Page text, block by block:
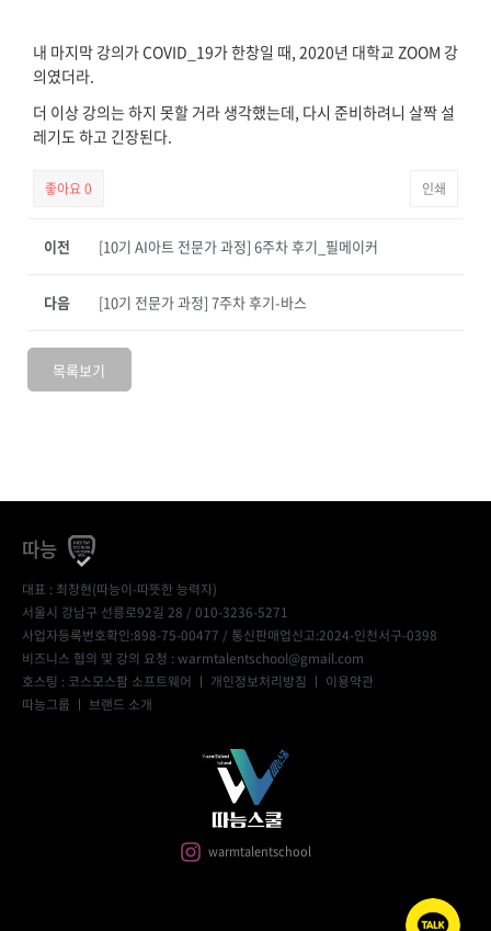
내 마지막 강의가 COVID_19가 한창일 때, 2020년 대학교 ZOOM 강
의였더라.
더 이상 강의는 하지 못할 거라 생각했는데, 다시 준비하려니 살짝 설
레기도 하고 긴장된다.
좋아요0 인쇄
이전 [10기 AI아트 전문가 과정] 6주차 후기_필메이커
[10기 전문가 과정] 7주차 후기-바스
다음
목록보기
따능
대표 : 최창현(따능이-따뜻한 능력자)
서울시 강남구 선릉로92길 28 / 010-3236-5271
사업자등록번호확인:898-75-00477 / 통신판매업신고:2024-인천서구-0398
비즈니스 협의 및 강의 요청 : warmtalentschool@gmail.com
호스팅 : 코스모스팜 소프트웨어 ㅣ 개인정보처리방침 ㅣ 이용약관
따능그룹 ㅣ 브랜드 소개
warmtalentschool